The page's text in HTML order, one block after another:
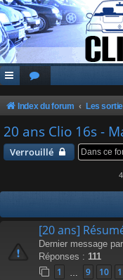
Index du forum Les
20 ans Clio 16s -
Verrouillé
[20 ans]
Dernier message par
Réponses : 111
1 9 10